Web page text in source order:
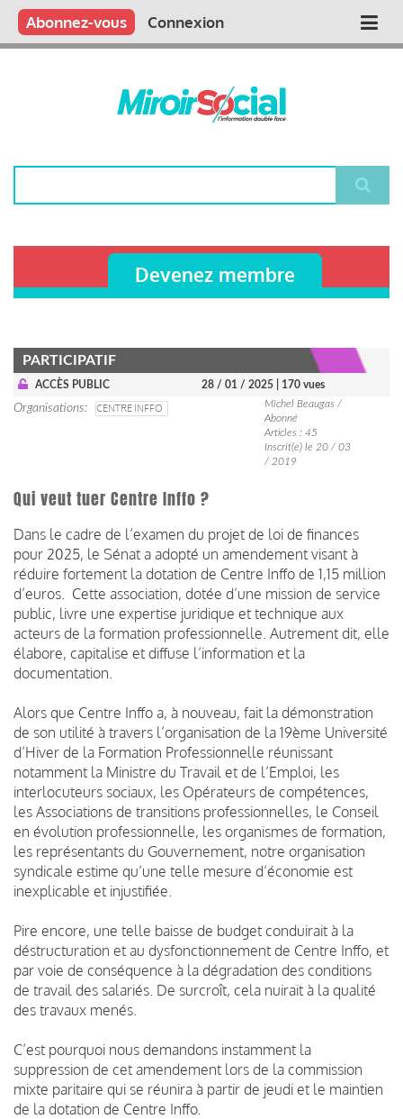
Aller
contenu
Main
Qui sommes nous ?
Vous publiez
Nous publions
Contactez-nous
Abonnez-vous Connexion
Devenez membre
PARTICIPATIF
ACCÈS PUBLIC 28 / 01 / 2025 | 170 vues
Organisations CENTRE INFFO
Michel Beaugas /
Abonné
Articles : 45
Inscrit(e) le 20 / 03
/ 2019
Qui veut tuer Centre Inffo ?
Dans le cadre de l’examen du projet de loi de finances
pour 2025, le Sénat a adopté un amendement visant à
réduire fortement la dotation de Centre Inffo de 1,15 million
d’euros. Cette association, dotée d’une mission de service
public, livre une expertise juridique et technique aux
acteurs de la formation professionnelle. Autrement dit, elle
élabore, capitalise et diffuse l’information et la
documentation.
Alors que Centre Inffo a, à nouveau, fait la démonstration
de son utilité à travers l’organisation de la 19ème Université
d’Hiver de la Formation Professionnelle réunissant
notamment la Ministre du Travail et de l’Emploi, les
interlocuteurs sociaux, les Opérateurs de compétences,
les Associations de transitions professionnelles, le Conseil
en évolution professionnelle, les organismes de formation,
les représentants du Gouvernement, notre organisation
syndicale estime qu’une telle mesure d’économie est
inexplicable et injustifiée.
Pire encore, une telle baisse de budget conduirait à la
déstructuration et au dysfonctionnement de Centre Inffo, et
par voie de conséquence à la dégradation des conditions
de travail des salariés. De surcroît, cela nuirait à la qualité
des travaux menés.
C’est pourquoi nous demandons instamment la
suppression de cet amendement lors de la commission
mixte paritaire qui se réunira à partir de jeudi et le maintien
de la dotation de Centre Inffo.